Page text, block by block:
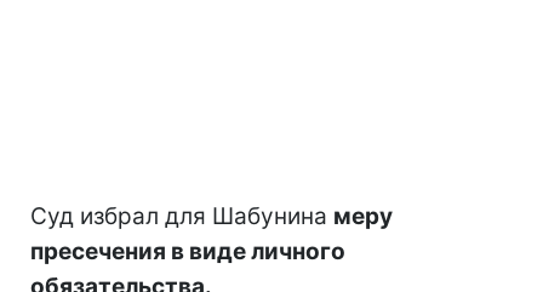
Суд избрал для Шабунина меру
пресечения в виде личного
обязательства.